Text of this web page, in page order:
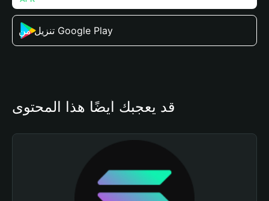
تنزيل من Google Play
قد يعجبك أيضًا هذا المحتوى